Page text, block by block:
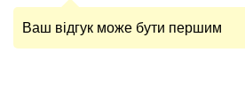
Ваш відгук може бути першим